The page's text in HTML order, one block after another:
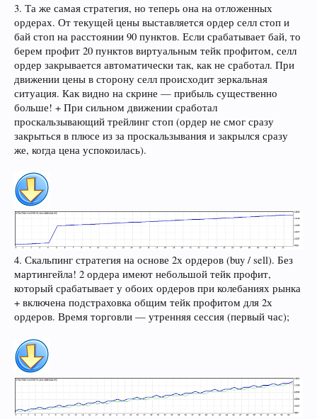
3. Та же самая стратегия, но теперь она на отложенных
ордерах. От текущей цены выставляется ордер селл стоп и
бай стоп на расстоянии 90 пунктов. Если срабатывает бай, то
берем профит 20 пунктов виртуальным тейк профитом, селл
ордер закрывается автоматически так, как не сработал. При
движении цены в сторону селл происходит зеркальная
ситуация. Как видно на скрине — прибыль существенно
больше! + При сильном движении сработал
проскальзывающий трейлинг стоп (ордер не смог сразу
закрыться в плюсе из за проскальзывания и закрылся сразу
же, когда цена успокоилась).
4. Скальпинг стратегия на основе 2х ордеров (buy / sell). Без
мартингейла! 2 ордера имеют небольшой тейк профит,
который срабатывает у обоих ордеров при колебаниях рынка
+ включена подстраховка общим тейк профитом для 2х
ордеров. Время торговли — утренняя сессия (первый час);